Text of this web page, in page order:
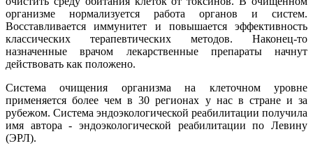
организме нормализуется работа органов и систем.
Восставливается иммунитет и повышается эффективность
классических терапевтических методов. Наконец-то
назначенные врачом лекарственные препараты начнут
действовать как положено.
Система очищения организма на клеточном уровне
применяется более чем в 30 регионах у нас в стране и за
рубежом. Система эндоэкологической реабилитации получила
имя автора - эндоэкологической реабилитации по Левину
(ЭРЛ).